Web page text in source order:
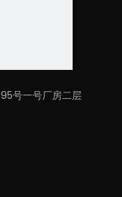
现代吊灯照明设计和
年以上！
报价，2-4周内快速交
号一号厂房二层